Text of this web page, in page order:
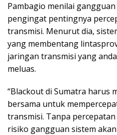
Pambagio menilai
pengingat pentingnya
transmisi. Menurut dia,
yang membentang
jaringan transmisi yang
meluas.
“Blackout di Sumatra harus
bersama untuk
transmisi. Tanpa
risiko gangguan sistem